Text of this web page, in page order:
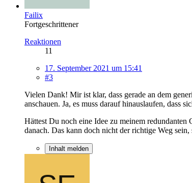
Failix
Fortgeschrittener
Reaktionen
11
17. September 2021 um 15:41
#3
Vielen Dank! Mir ist klar, dass gerade an dem
anschauen. Ja, es muss darauf hinauslaufen, dass
Hättest Du noch eine Idee zu meinem
danach. Das kann doch nicht der richtige Weg
Inhalt melden